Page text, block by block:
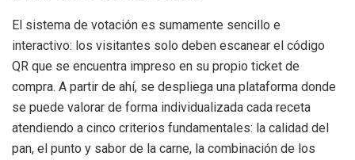
El sistema de votación es sumamente sencillo e
interactivo: los visitantes solo deben escanear el código
QR que se encuentra impreso en su propio ticket de
compra. A partir de ahí, se despliega una plataforma donde
se puede valorar de forma individualizada cada receta
atendiendo a cinco criterios fundamentales: la calidad del
pan, el punto y sabor de la carne, la combinación de los